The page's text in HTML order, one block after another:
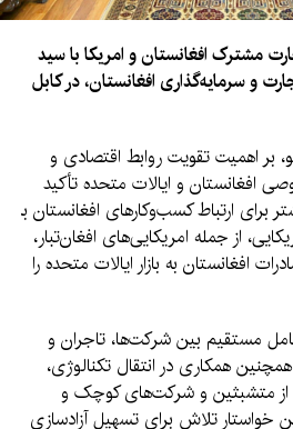
مشترک افغانستان و امریکا با سید
و سرمایه‌گذاری افغانستان، در کابل
بر اهمیت تقویت روابط اقتصادی و
و ایالات متحده تأکید
برای ارتباط کسب‌وکارهای افغانستان با
از جمله امریکایی‌های افغان‌تبار،
افغانستان به بازار ایالات متحده را
مستقیم بین شرکت‌ها، تاجران و
همکاری در انتقال تکنالوژی،
متشبثین و شرکت‌های کوچک و
خواستار تلاش برای تسهیل آزادسازی